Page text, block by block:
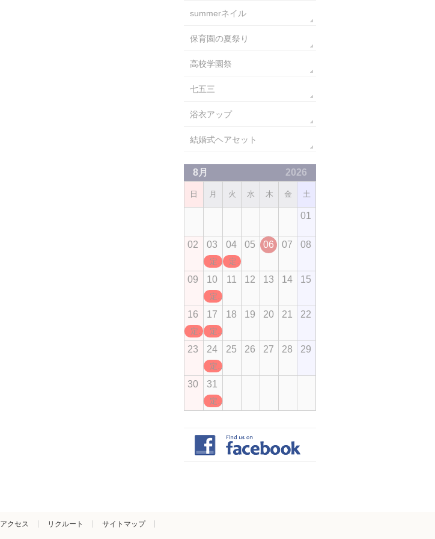
summerネイル
保育園の夏祭り
高校学園祭
七五三
浴衣アップ
結婚式ヘアセット
8月 2026
日 月 火 水 木 金 土
01
02 03
定休日
04
定休日
05 06 07 08
09 10
定休日
11 12 13 14 15
16
定休日
17
定休日
18 19 20 21 22
23 24
定休日
25 26 27 28 29
30 31
定休日
アクセス リクルート サイトマップ